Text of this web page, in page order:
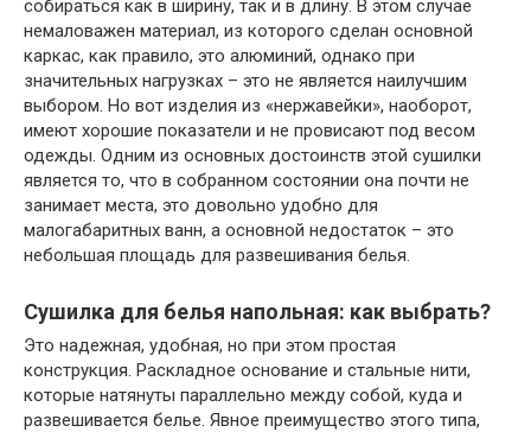
собираться как в ширину, так и в длину. В этом случае
немаловажен материал, из которого сделан основной
каркас, как правило, это алюминий, однако при
значительных нагрузках – это не является наилучшим
выбором. Но вот изделия из «нержавейки», наоборот,
имеют хорошие показатели и не провисают под весом
одежды. Одним из основных достоинств этой сушилки
является то, что в собранном состоянии она почти не
занимает места, это довольно удобно для
малогабаритных ванн, а основной недостаток – это
небольшая площадь для развешивания белья.
Сушилка для белья напольная: как выбрать?
Это надежная, удобная, но при этом простая
конструкция. Раскладное основание и стальные нити,
которые натянуты параллельно между собой, куда и
развешивается белье. Явное преимущество этого типа,